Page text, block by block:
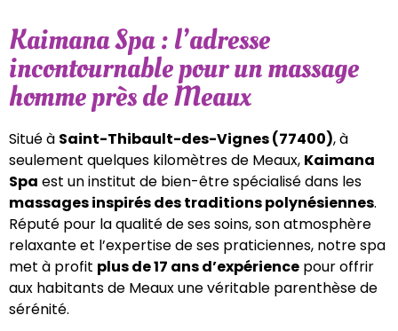
Kaimana Spa : l’adresse
incontournable pour un massage
homme près de Meaux
Situé à Saint-Thibault-des-Vignes (77400), à
seulement quelques kilomètres de Meaux, Kaimana
Spa est un institut de bien-être spécialisé dans les
massages inspirés des traditions polynésiennes.
Réputé pour la qualité de ses soins, son atmosphère
relaxante et l’expertise de ses praticiennes, notre spa
met à profit plus de 17 ans d’expérience pour offrir
aux habitants de Meaux une véritable parenthèse de
sérénité.